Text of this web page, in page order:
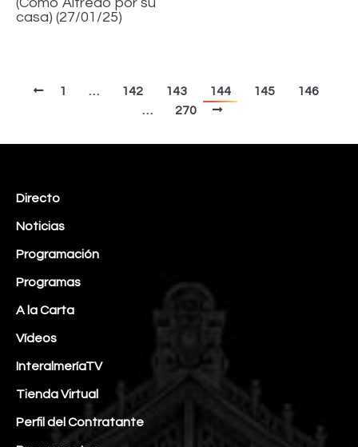
casa) (27/01/25)
1 … 142 143 144 145
146
…
270
Directo
Noticias
Programación
Programas
A la Carta
Vídeos
InteralmeríaTV
Tienda Virtual
Perfil del Contratante